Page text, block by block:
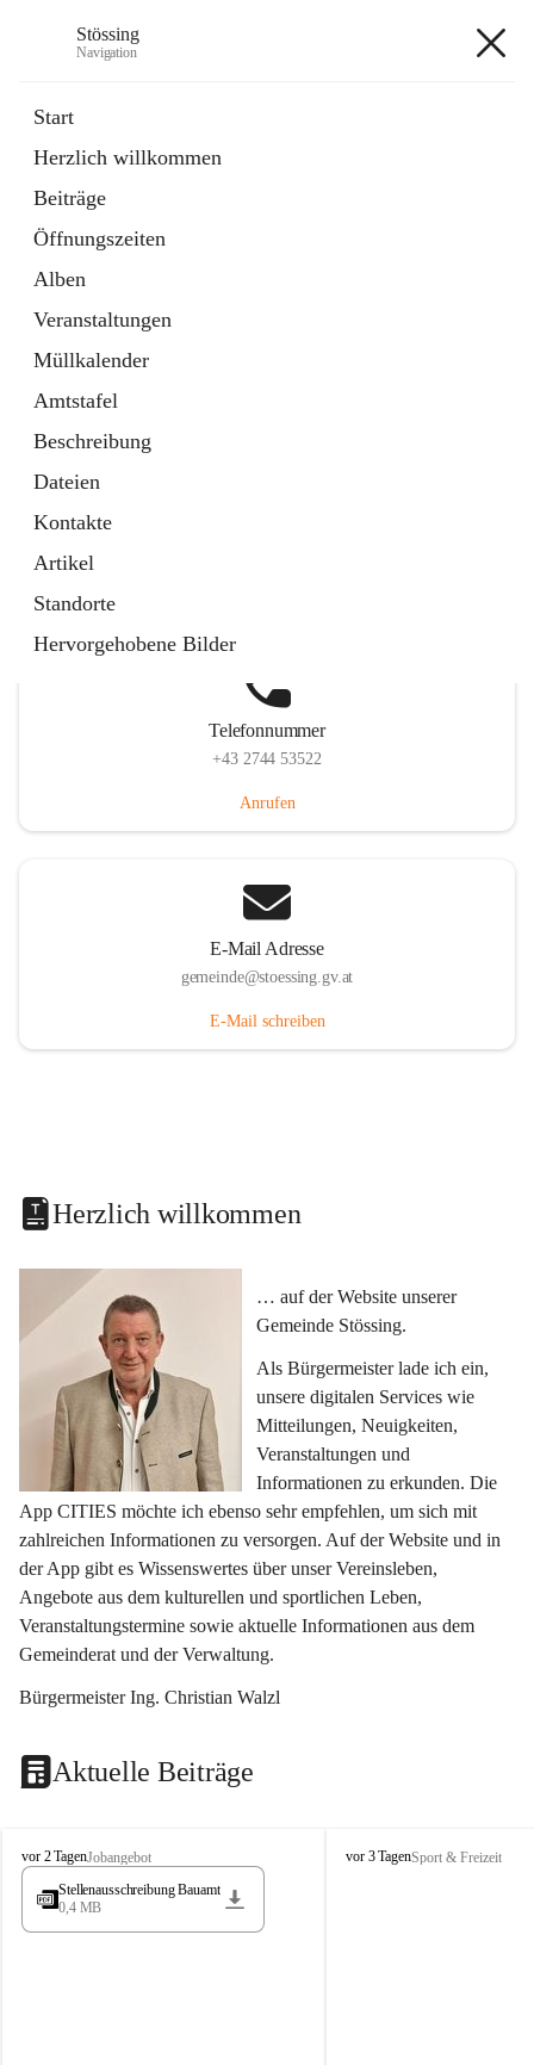
Stössing
Navigation
Start
Herzlich willkommen
Beiträge
Öffnungszeiten
Alben
Veranstaltungen
Müllkalender
Amtstafel
Beschreibung
Dateien
Kontakte
Artikel
Standorte
Hervorgehobene Bilder
Datei
in
Tab
Kindergarten
öffnet
in
neuem
Tab
Telefonnummer
+43 2744 53522
Anrufen
E-Mail Adresse
gemeinde@stoessing.gv.at
E-Mail schreiben
Herzlich willkommen
… auf der Website unserer
Gemeinde Stössing.
Als Bürgermeister lade ich ein,
unsere digitalen Services wie
Mitteilungen, Neuigkeiten,
Veranstaltungen und
Informationen zu erkunden. Die
App CITIES möchte ich ebenso sehr empfehlen, um sich mit
zahlreichen Informationen zu versorgen. Auf der Website und in
der App gibt es Wissenswertes über unser Vereinsleben,
Angebote aus dem kulturellen und sportlichen Leben,
Veranstaltungstermine sowie aktuelle Informationen aus dem
Gemeinderat und der Verwaltung.
Bürgermeister Ing. Christian Walzl
Aktuelle Beiträge
S
t
s
vor 2 TagenJobangebot
Stellenausschreibung Bauamt
0,4 MB
S
vor 3 TagenSport & Freizeit